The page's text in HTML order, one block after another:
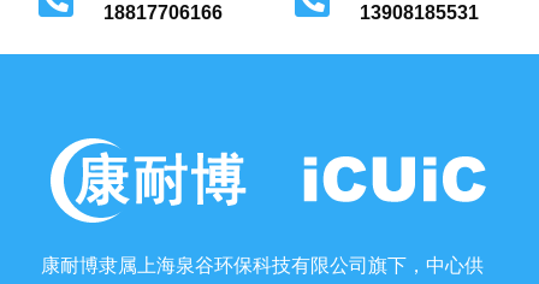
18817706166
13908185531
康耐博隶属上海泉谷环保科技有限公司旗下，中心供